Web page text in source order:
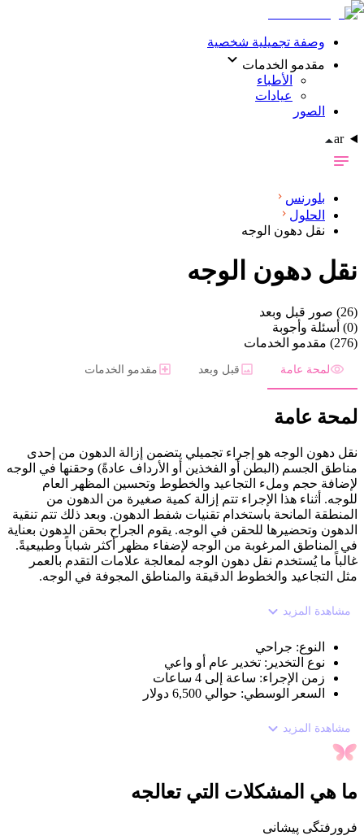
وصفة تجميلية شخصية
مقدمو الخدمات
الأطباء
عيادات
الصور
ar
بلورنس
الحلول
نقل دهون الوجه
نقل دهون الوجه
(26)
صور قبل وبعد
(0)
أسئلة وأجوبة
(276)
مقدمو الخدمات
لمحة عامة قبل وبعد مقدمو الخدمات
لمحة عامة
نقل دهون الوجه هو إجراء تجميلي يتضمن إزالة الدهون من إحدى
مناطق الجسم (البطن أو الفخذين أو الأرداف عادةً) وحقنها في الوجه
لإضافة حجم وملء التجاعيد والخطوط وتحسين المظهر العام
للوجه. أثناء هذا الإجراء تتم إزالة كمية صغيرة من الدهون من
المنطقة المانحة باستخدام تقنيات شفط الدهون. وبعد ذلك تتم تنقية
الدهون وتحضيرها للحقن في الوجه. يقوم الجراح بحقن الدهون بعناية
في المناطق المرغوبة من الوجه لإضفاء مظهر أكثر شباباً وطبيعيةً.
غالباً ما يُستخدم نقل دهون الوجه لمعالجة علامات التقدم بالعمر
مثل التجاعيد والخطوط الدقيقة والمناطق المجوفة في الوجه.
مشاهدة المزيد
النوع: جراحي
نوع التخدير : تخدير عام أو واعي
زمن الإجراء: ساعة إلى 4 ساعات
السعر الوسطي: حوالي 6,500 دولار
مشاهدة المزيد
ما هي المشكلات التي تعالجه
فرورفتگی پیشانی